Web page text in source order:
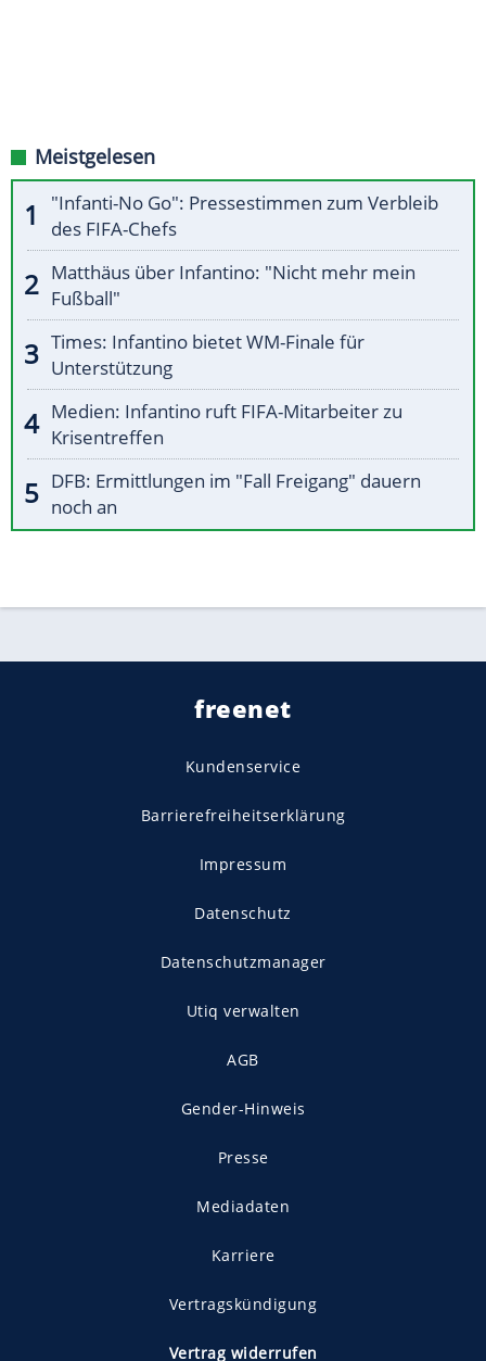
Meistgelesen
"Infanti-No Go": Pressestimmen zum Verbleib
des FIFA-Chefs
Matthäus über Infantino: "Nicht mehr mein
Fußball"
Times: Infantino bietet WM-Finale für
Unterstützung
Medien: Infantino ruft FIFA-Mitarbeiter zu
Krisentreffen
DFB: Ermittlungen im "Fall Freigang" dauern
noch an
freenet
Kundenservice
Barrierefreiheitserklärung
Impressum
Datenschutz
Datenschutzmanager
Utiq verwalten
AGB
Gender-Hinweis
Presse
Mediadaten
Karriere
Vertragskündigung
Vertrag widerrufen